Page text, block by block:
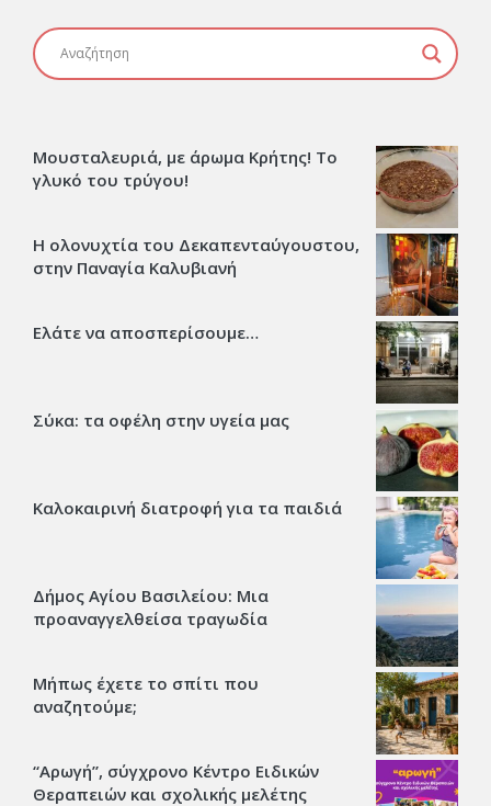
Μουσταλευριά, με άρωμα Κρήτης! Το
γλυκό του τρύγου!
Η ολονυχτία του Δεκαπενταύγουστου,
στην Παναγία Καλυβιανή
Ελάτε να αποσπερίσουμε…
Σύκα: τα οφέλη στην υγεία μας
Καλοκαιρινή διατροφή για τα παιδιά
Δήμος Αγίου Βασιλείου: Μια
προαναγγελθείσα τραγωδία
Μήπως έχετε το σπίτι που
αναζητούμε;
“Αρωγή”, σύγχρονο Κέντρο Ειδικών
Θεραπειών και σχολικής μελέτης